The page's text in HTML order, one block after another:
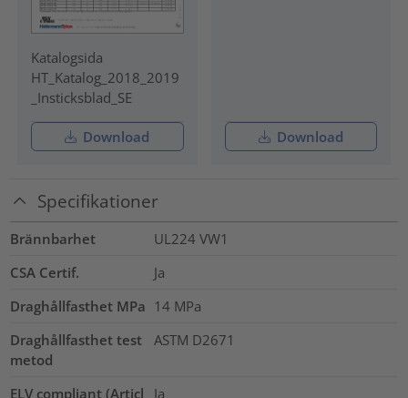
Katalogsida
HT_Katalog_2018_2019
_Insticksblad_SE
Download Download
Specifikationer
Brännbarhet
UL224 VW1
CSA Certif.
Ja
Draghållfasthet MPa 14 MPa
Draghållfasthet test
metod
ASTM D2671
ELV compliant (Articl
Ja